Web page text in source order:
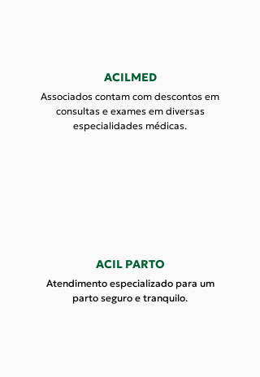
ACILMED
Associados contam com descontos em
consultas e exames em diversas
especialidades médicas.
ACIL PARTO
Atendimento especializado para um
parto seguro e tranquilo.